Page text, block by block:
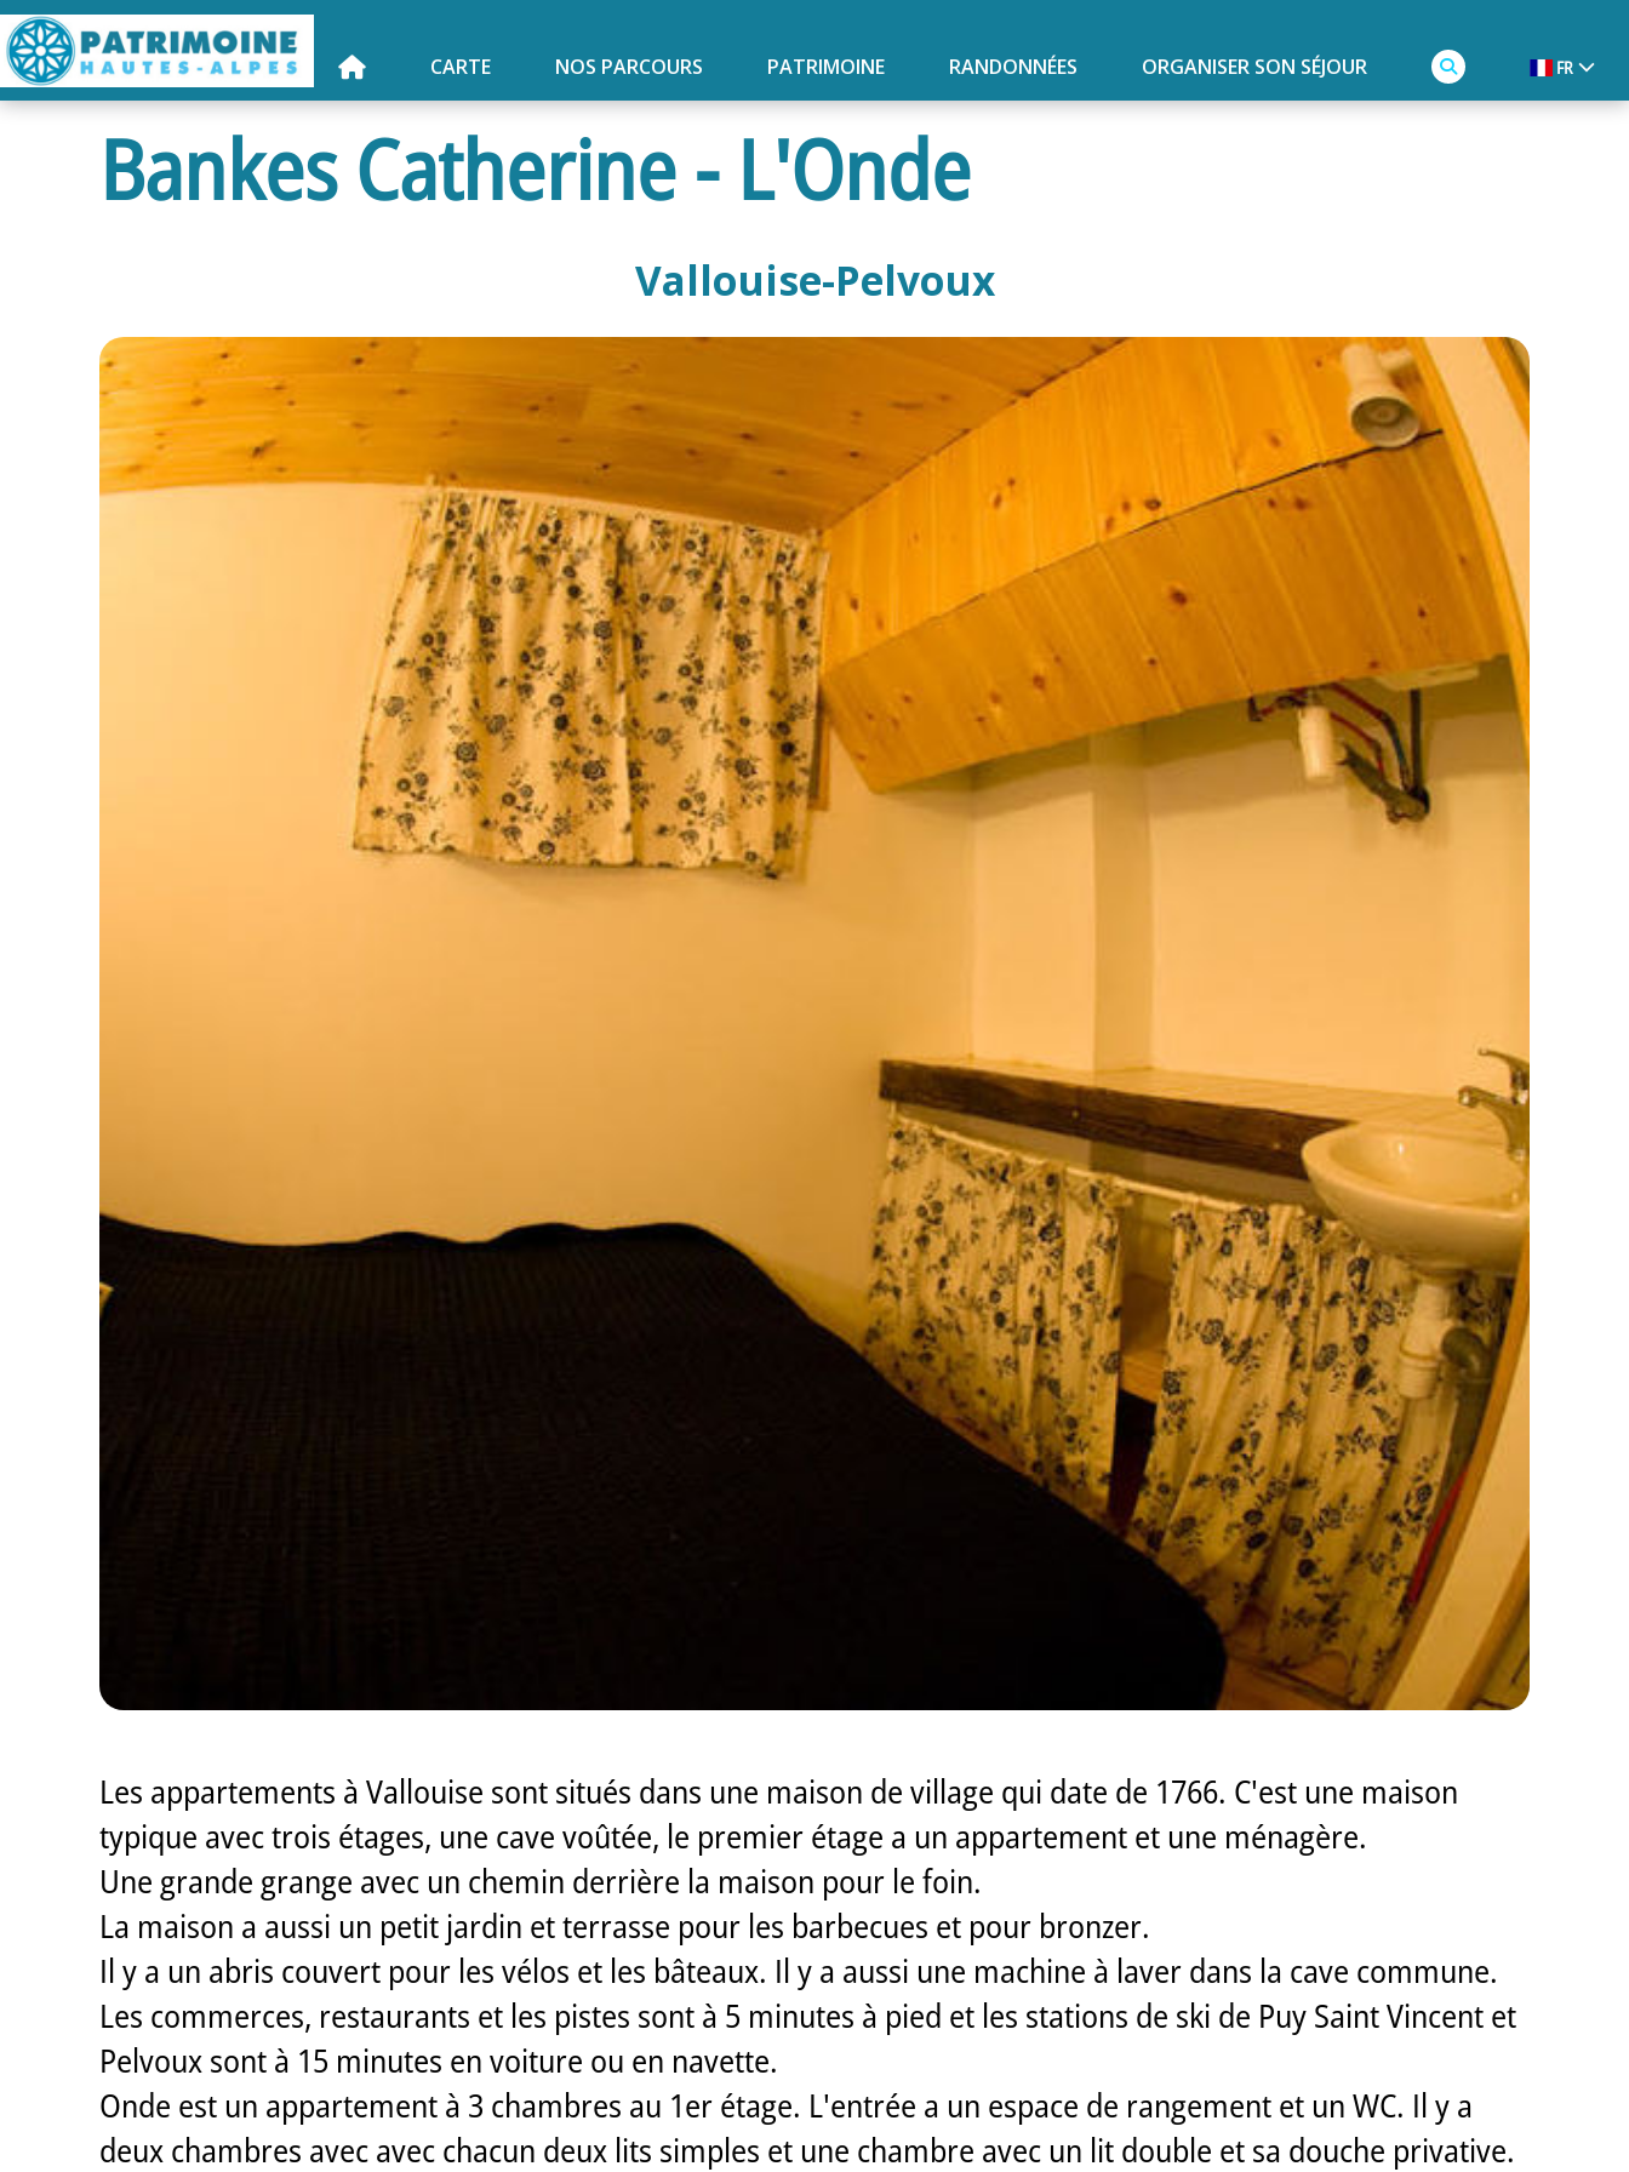
CARTE NOS PARCOURS PATRIMOINE RANDONNÉES ORGANISER SON SÉJOUR FR
Bankes Catherine - L'Onde
Vallouise-Pelvoux
Les appartements à Vallouise sont situés dans une maison de village qui date de 1766. C'est une maison
typique avec trois étages, une cave voûtée, le premier étage a un appartement et une ménagère.
Une grande grange avec un chemin derrière la maison pour le foin.
La maison a aussi un petit jardin et terrasse pour les barbecues et pour bronzer.
Il y a un abris couvert pour les vélos et les bâteaux. Il y a aussi une machine à laver dans la cave commune.
Les commerces, restaurants et les pistes sont à 5 minutes à pied et les stations de ski de Puy Saint Vincent et
Pelvoux sont à 15 minutes en voiture ou en navette.
Onde est un appartement à 3 chambres au 1er étage. L'entrée a un espace de rangement et un WC. Il y a
deux chambres avec avec chacun deux lits simples et une chambre avec un lit double et sa douche privative.